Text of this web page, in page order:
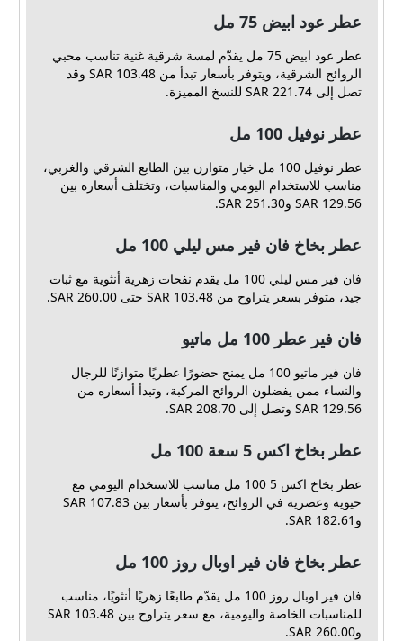
عطر عود ابيض 75 مل
عطر عود ابيض 75 مل يقدّم لمسة شرقية غنية تناسب محبي
الروائح الشرقية، ويتوفر بأسعار تبدأ من 103.48 SAR وقد
تصل إلى 221.74 SAR للنسخ المميزة.
عطر نوفيل 100 مل
عطر نوفيل 100 مل خيار متوازن بين الطابع الشرقي والغربي،
مناسب للاستخدام اليومي والمناسبات، وتختلف أسعاره بين
129.56 SAR و251.30 SAR.
عطر بخاخ فان فير مس ليلي 100 مل
فان فير مس ليلي 100 مل يقدم نفحات زهرية أنثوية مع ثبات
جيد، متوفر بسعر يتراوح من 103.48 SAR حتى 260.00 SAR.
فان فير عطر 100 مل ماتيو
فان فير ماتيو 100 مل يمنح حضورًا عطريًا متوازنًا للرجال
والنساء ممن يفضلون الروائح المركبة، وتبدأ أسعاره من
129.56 SAR وتصل إلى 208.70 SAR.
عطر بخاخ اكس 5 سعة 100 مل
عطر بخاخ اكس 5 100 مل مناسب للاستخدام اليومي مع
حيوية وعصرية في الروائح، يتوفر بأسعار بين 107.83 SAR
و182.61 SAR.
عطر بخاخ فان فير اوبال روز 100 مل
فان فير اوبال روز 100 مل يقدّم طابعًا زهريًا أنثويًا، مناسب
للمناسبات الخاصة واليومية، مع سعر يتراوح بين 103.48 SAR
و260.00 SAR.